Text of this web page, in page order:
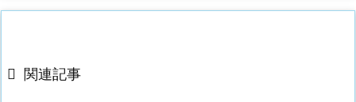
 関連記事